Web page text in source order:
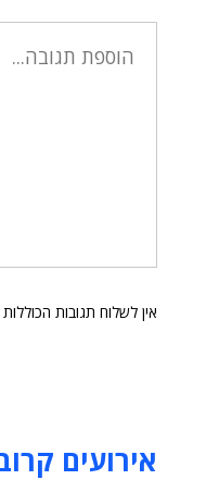
אין לשלוח תגובות
אירועים